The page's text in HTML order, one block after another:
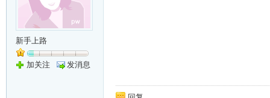
新手上路
加关注 发消息